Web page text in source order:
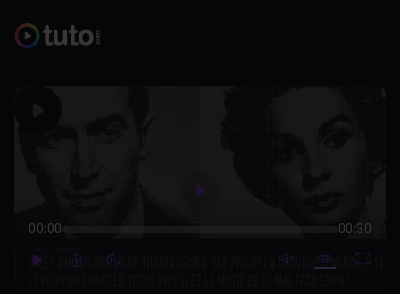
Play
00:00 00:30
PlayForwardForward mute video
Subtitles